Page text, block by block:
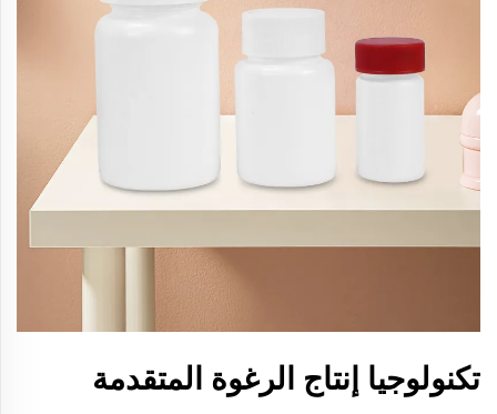
تكنولوجيا إنتاج الرغوة المتقدمة